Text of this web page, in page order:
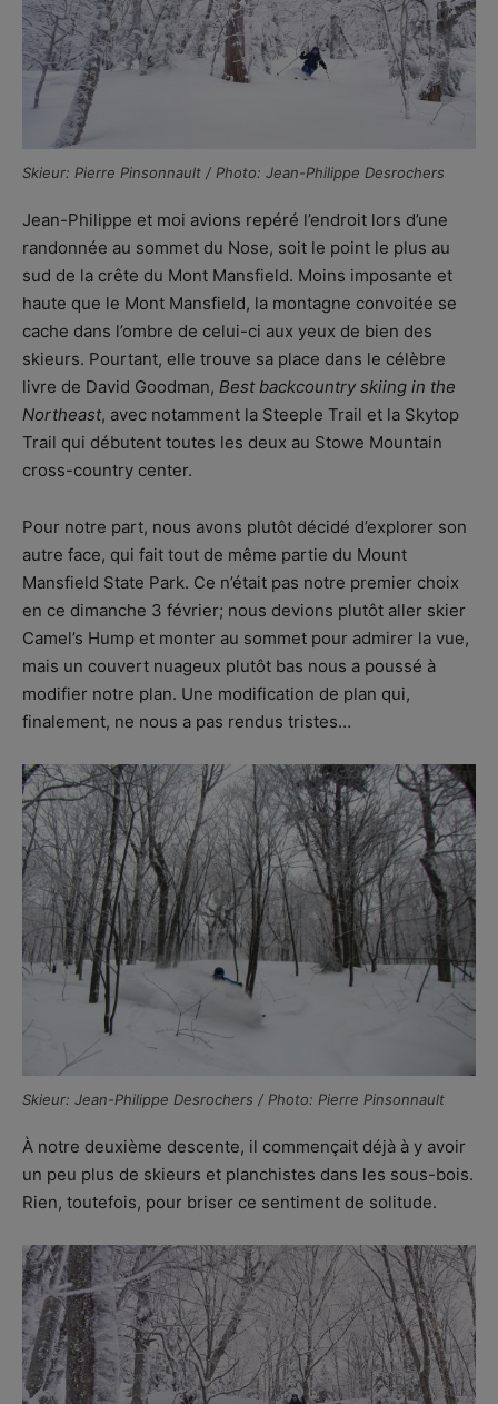
Skieur: Pierre Pinsonnault / Photo: Jean-Philippe Desrochers
Jean-Philippe et moi avions repéré l’endroit lors d’une
randonnée au sommet du Nose, soit le point le plus au
sud de la crête du Mont Mansfield. Moins imposante et
haute que le Mont Mansfield, la montagne convoitée se
cache dans l’ombre de celui-ci aux yeux de bien des
skieurs. Pourtant, elle trouve sa place dans le célèbre
livre de David Goodman, Best backcountry skiing in the
Northeast, avec notamment la Steeple Trail et la Skytop
Trail qui débutent toutes les deux au Stowe Mountain
cross-country center.
Pour notre part, nous avons plutôt décidé d’explorer son
autre face, qui fait tout de même partie du Mount
Mansfield State Park. Ce n’était pas notre premier choix
en ce dimanche 3 février; nous devions plutôt aller skier
Camel’s Hump et monter au sommet pour admirer la vue,
mais un couvert nuageux plutôt bas nous a poussé à
modifier notre plan. Une modification de plan qui,
finalement, ne nous a pas rendus tristes…
Skieur: Jean-Philippe Desrochers / Photo: Pierre Pinsonnault
À notre deuxième descente, il commençait déjà à y avoir
un peu plus de skieurs et planchistes dans les sous-bois.
Rien, toutefois, pour briser ce sentiment de solitude.